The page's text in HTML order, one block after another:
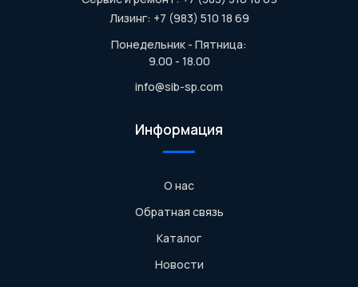
Лизинг: +7 (983) 510 18 69
Понедельник - Пятница:
9.00 - 18.00
info@sib-sp.com
Информация
О нас
Обратная связь
Каталог
Новости